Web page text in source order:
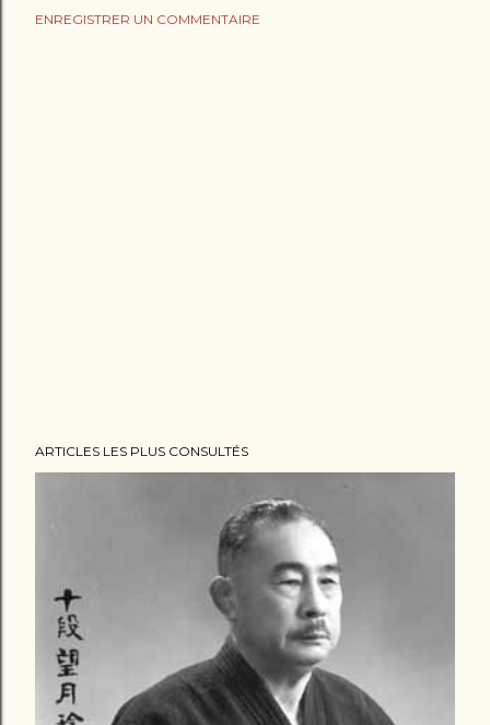
ENREGISTRER UN COMMENTAIRE
ARTICLES LES PLUS CONSULTÉS